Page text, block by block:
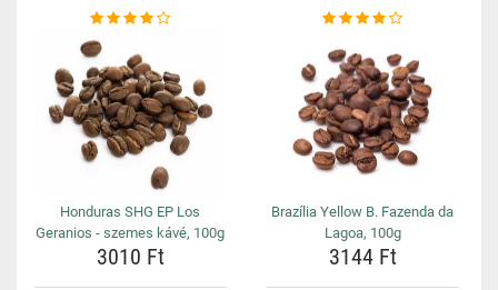
Honduras SHG EP Los
Geranios - szemes kávé, 100g
3010 Ft
Brazília Yellow B. Fazenda da
Lagoa, 100g
3144 Ft